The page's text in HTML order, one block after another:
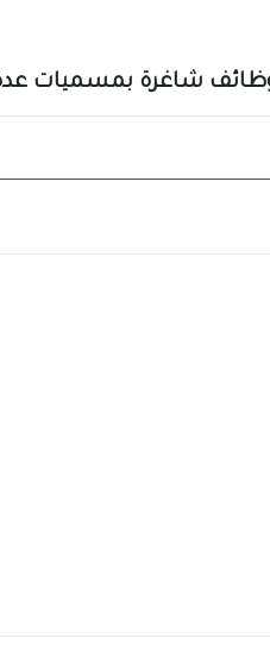
شاغرة بمسميات عدة